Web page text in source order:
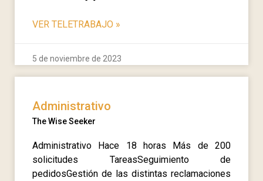
VER TELETRABAJO »
5 de noviembre de 2023
Administrativo
The Wise Seeker
Administrativo Hace 18 horas Más de 200
solicitudes TareasSeguimiento de
pedidosGestión de las distintas reclamaciones